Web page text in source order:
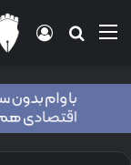
منو جستجوورود